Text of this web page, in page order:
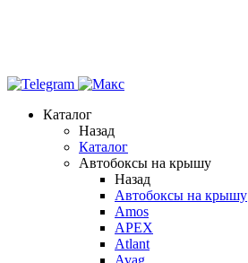
Каталог
Назад
Каталог
Автобоксы на крышу
Назад
Автобоксы на крышу
Amos
APEX
Atlant
Avag